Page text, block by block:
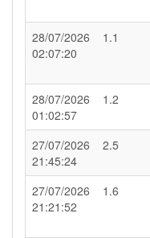
28/07/2026
02:07:20
1.1
28/07/2026
01:02:57
1.2
27/07/2026
21:45:24
2.5
27/07/2026
21:21:52
1.6